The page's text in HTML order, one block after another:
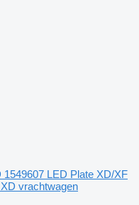
1549607 LED Plate XD/XF
vrachtwagen